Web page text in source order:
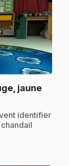
jaune.
identifier